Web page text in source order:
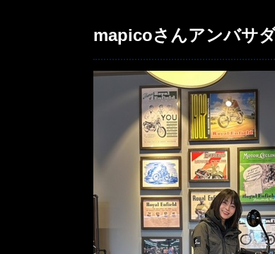
mapicoさんアンバサ